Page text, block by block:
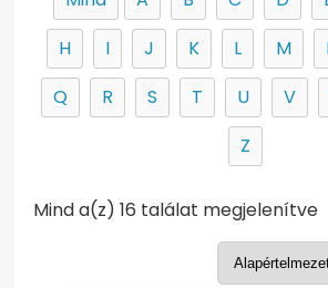
H
I J K L M
Q
R S T U V
Z
Mind a(z) 16 találat megjelenítve